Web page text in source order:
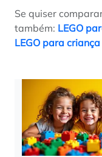
Se quiser
também: LEGO
LEGO para